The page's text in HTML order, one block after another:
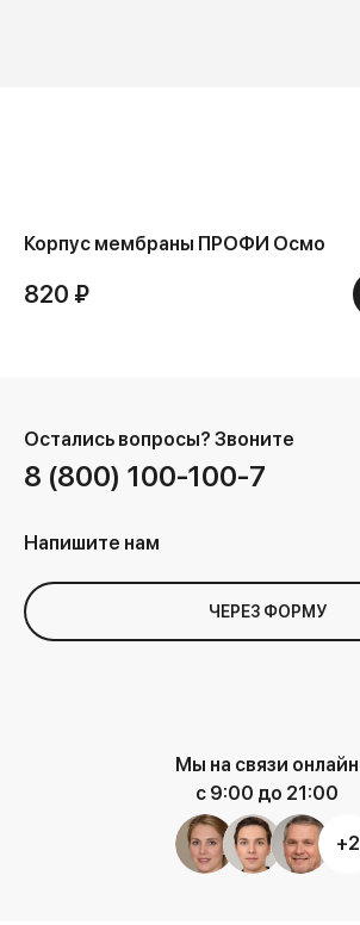
Корпус мембраны ПРОФИ Осмо
820 ₽
Остались вопросы? Звоните
8 (800) 100-100-7
Напишите нам
ЧЕРЕЗ ФОРМУ
Мы на связи онлайн
с 9:00 до 21:00
+2